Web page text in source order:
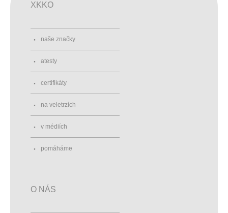
XKKO
naše značky
atesty
certifikáty
na veletrzích
v médiích
pomáháme
O NÁS